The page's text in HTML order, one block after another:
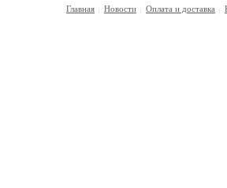
Главная Новости Оплата и доставка